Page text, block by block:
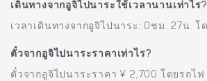
เดินทางจากอูจิไปนาระใช้เวลานานเท่าไร?
เวลาเดินทางจากอูจิไปนาระ: 0ชม. 27น. โ
ตั๋วจากอูจิไปนาระราคาเท่าไร?
ตั๋วจากอูจิไปนาระราคา ¥ 2,700 โดยรถไฟ